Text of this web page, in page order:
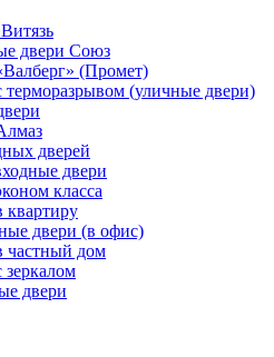
двери Союз
(Промет)
(уличные двери)
дверей
двери
класса
квартиру
двери (в офис)
частный дом
двери